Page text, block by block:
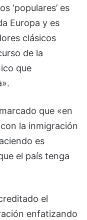
‘populares’ es
Europa y es
clásicos
de la
que
que «en
la inmigración
es
el país tenga
el
enfatizando